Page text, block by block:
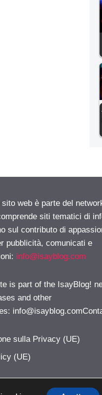
sito web è parte del
siti tematici di
sul contributo di
pubblicità, comunicati e
info@isayblog.com
is part of the IsayBlog!
and other
sulla Privacy (UE)
(UE)